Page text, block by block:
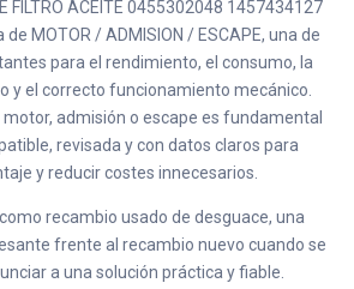
FILTRO ACEITE 0455302048 1457434127
MOTOR / ADMISION / ESCAPE, una de
para el rendimiento, el consumo, la
y el correcto funcionamiento mecánico.
motor, admisión o escape es fundamental
revisada y con datos claros para
y reducir costes innecesarios.
recambio usado de desguace, una
frente al recambio nuevo cuando se
a una solución práctica y fiable.